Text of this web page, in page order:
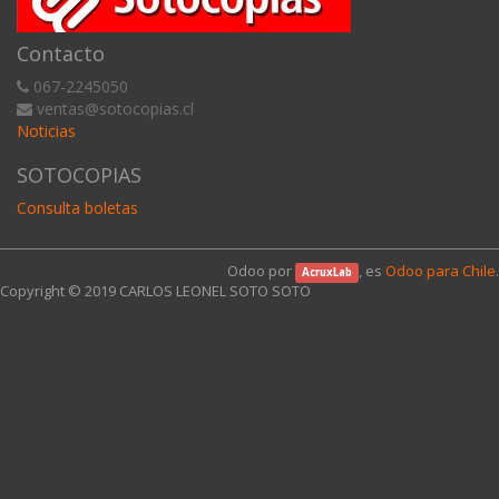
Contacto
067-2245050
ventas@sotocopias.cl
Noticias
SOTOCOPIAS
Consulta boletas
Odoo por AcruxLab , es Odoo para Chile.
Copyright © 2019 CARLOS LEONEL SOTO SOTO